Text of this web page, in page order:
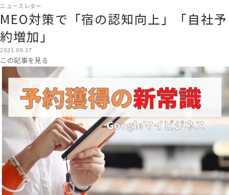
ニュースレター
MEO対策で「宿の認知向上」「自社予
約増加」
2021.09.17
この記事を見る